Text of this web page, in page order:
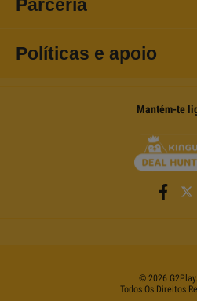
Parceria
Políticas e apoio
Mantém-te
© 2026 G2Play
Todos Os Direitos